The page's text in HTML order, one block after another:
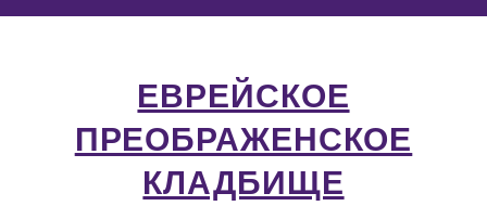
ЕВРЕЙСКОЕ
ПРЕОБРАЖЕНСКОЕ
КЛАДБИЩЕ